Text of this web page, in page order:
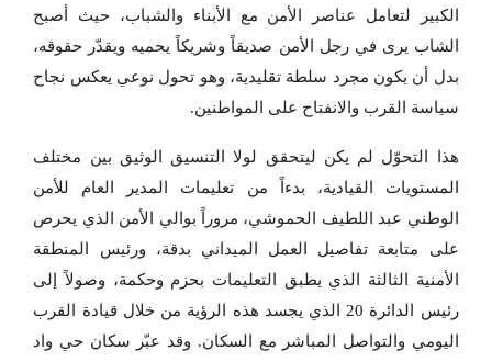
الكبير لتعامل عناصر الأمن مع الأبناء والشباب، حيث أصبح
الشاب يرى في رجل الأمن صديقاً وشريكاً يحميه ويقدّر حقوقه،
بدل أن يكون مجرد سلطة تقليدية، وهو تحول نوعي يعكس نجاح
سياسة القرب والانفتاح على المواطنين.
هذا التحوّل لم يكن ليتحقق لولا التنسيق الوثيق بين مختلف
المستويات القيادية، بدءاً من تعليمات المدير العام للأمن
الوطني عبد اللطيف الحموشي، مروراً بوالي الأمن الذي يحرص
على متابعة تفاصيل العمل الميداني بدقة، ورئيس المنطقة
الأمنية الثالثة الذي يطبق التعليمات بحزم وحكمة، وصولاً إلى
رئيس الدائرة 20 الذي يجسد هذه الرؤية من خلال قيادة القرب
اليومي والتواصل المباشر مع السكان. وقد عبّر سكان حي واد